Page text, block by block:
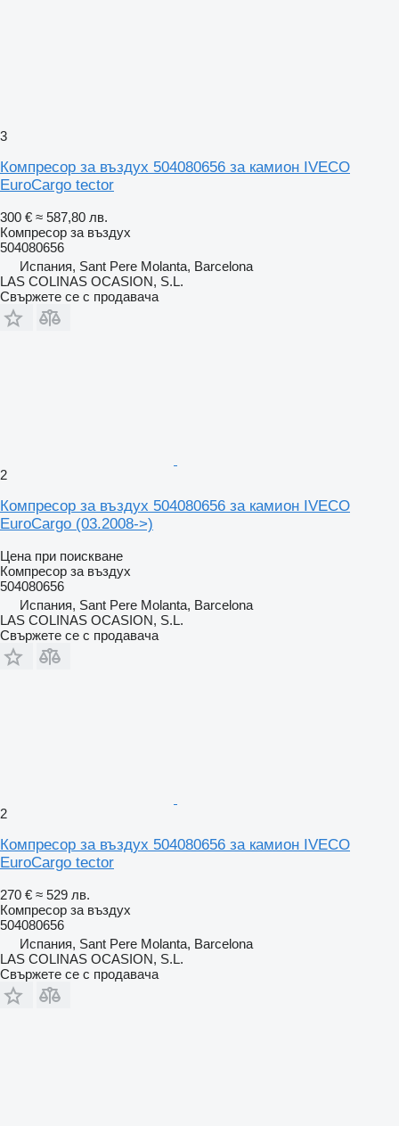
3
Компресор за въздух 504080656 за камион IVECO
EuroCargo tector
300 € ≈ 587,80 лв.
Компресор за въздух
504080656
Испания, Sant Pere Molanta, Barcelona
LAS COLINAS OCASION, S.L.
Свържете се с продавача
2
Компресор за въздух 504080656 за камион IVECO
EuroCargo (03.2008->)
Цена при поискване
Компресор за въздух
504080656
Испания, Sant Pere Molanta, Barcelona
LAS COLINAS OCASION, S.L.
Свържете се с продавача
2
Компресор за въздух 504080656 за камион IVECO
EuroCargo tector
270 € ≈ 529 лв.
Компресор за въздух
504080656
Испания, Sant Pere Molanta, Barcelona
LAS COLINAS OCASION, S.L.
Свържете се с продавача